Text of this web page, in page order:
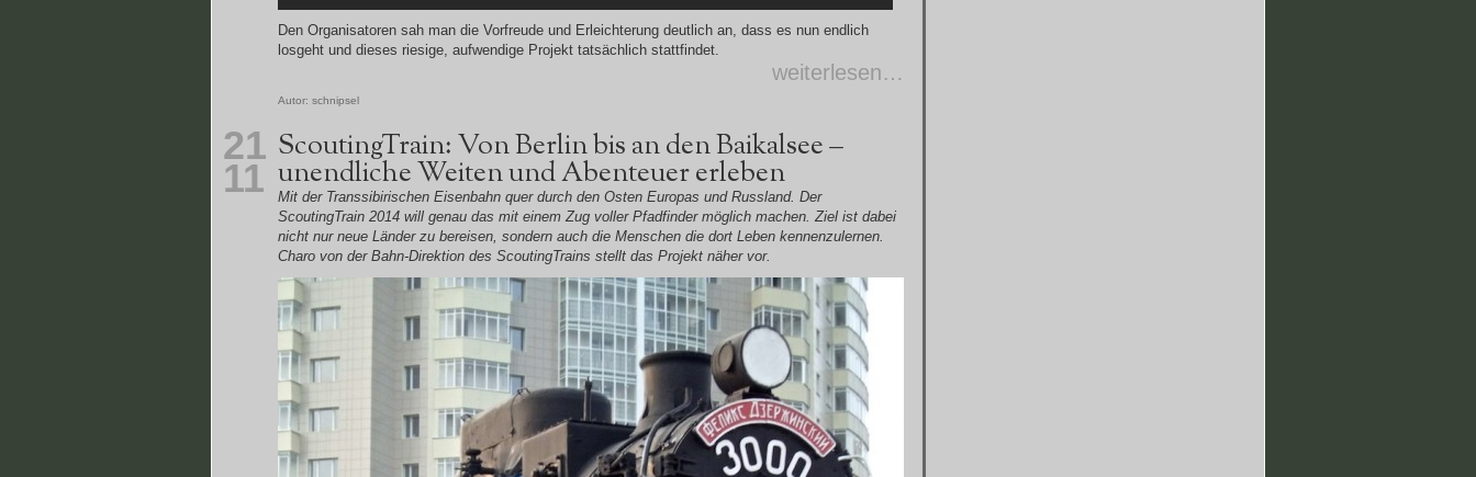
Den Organisatoren sah man die Vorfreude und Erleichterung deutlich an, dass es nun endlich
losgeht und dieses riesige, aufwendige Projekt tatsächlich stattfindet.
weiterlesen…
Autor: schnipsel
21
11
ScoutingTrain: Von Berlin bis an den Baikalsee –
unendliche Weiten und Abenteuer erleben
Mit der Transsibirischen Eisenbahn quer durch den Osten Europas und Russland. Der
ScoutingTrain 2014 will genau das mit einem Zug voller Pfadfinder möglich machen. Ziel ist dabei
nicht nur neue Länder zu bereisen, sondern auch die Menschen die dort Leben kennenzulernen.
Charo von der Bahn-Direktion des ScoutingTrains stellt das Projekt näher vor.